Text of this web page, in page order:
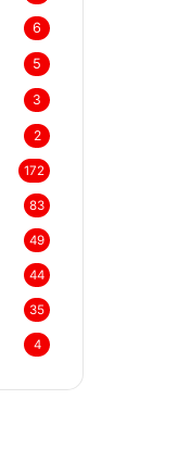
6
5
3
2
172
83
49
44
35
4